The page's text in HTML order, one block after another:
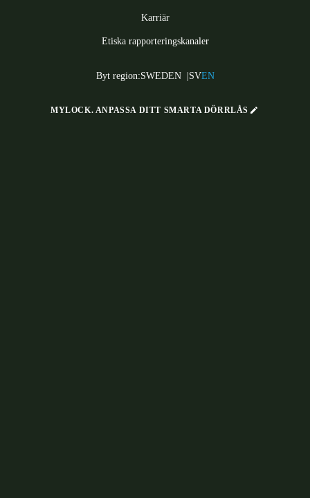
Karriär
Etiska rapporteringskanaler
Byt region:SWEDEN| SVEN
MYLOCK. ANPASSA DITT SMARTA DÖRRLÅS